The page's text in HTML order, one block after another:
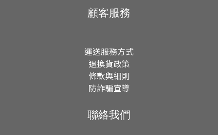
顧客服務
運送服務方式
退換貨政策
條款與細則
防詐騙宣導
聯絡我們